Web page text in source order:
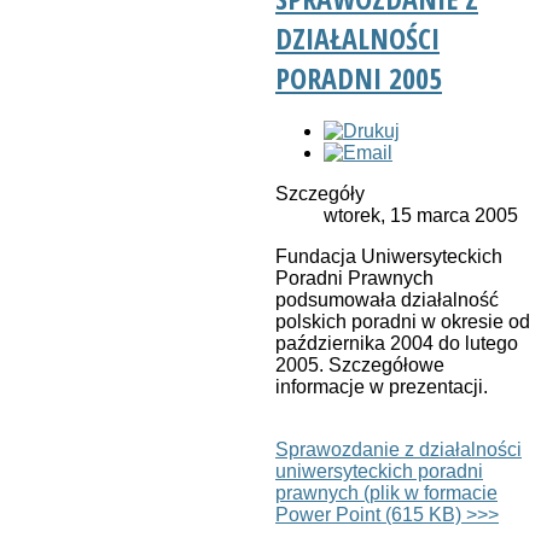
DZIAŁALNOŚCI
PORADNI 2005
Szczegóły
wtorek, 15 marca 2005
Fundacja Uniwersyteckich
Poradni Prawnych
podsumowała działalność
polskich poradni w okresie od
października 2004 do lutego
2005. Szczegółowe
informacje w prezentacji.
Sprawozdanie z działalności
uniwersyteckich poradni
prawnych (plik w formacie
Power Point (615 KB) >>>